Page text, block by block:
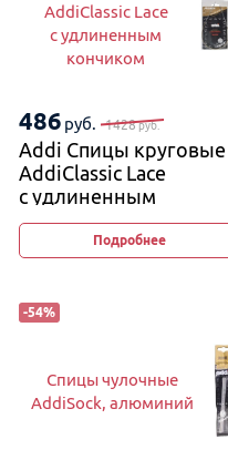
AddiClassic Lace
с удлиненным
кончиком
486 руб. 1428руб.
Addi Спицы круговые
AddiClassic Lace
с удлиненным
кончиком
Подробнее
-54%
Спицы чулочные
AddiSock, алюминий